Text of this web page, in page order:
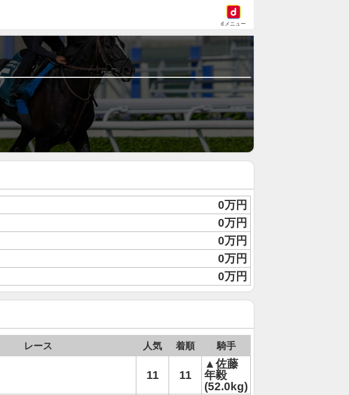
dメニュー
0万円
0万円
0万円
0万円
0万円
レース 人気 着順 騎手
11 11
▲佐藤
年毅
(52.0kg)